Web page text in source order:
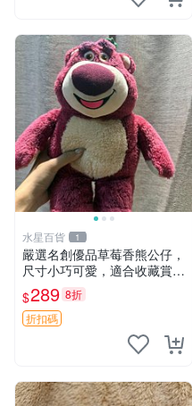
水星百貨 1
嚴選名創優品草莓香熊公仔，
尺寸小巧可愛，適合收藏賞玩
30cm 玩具 公仔 草莓熊
$289 8折
折扣碼